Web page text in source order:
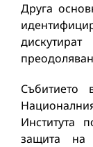
Друга
Събитието
Института
защита на